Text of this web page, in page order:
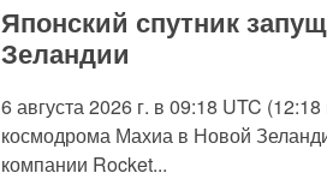
Японский спутник
Зеландии
6 августа 2026 г. в 09:18 UTC
космодрома Махиа в Новой
компании Rocket...